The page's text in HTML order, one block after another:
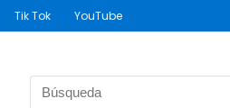
Tik Tok YouTube